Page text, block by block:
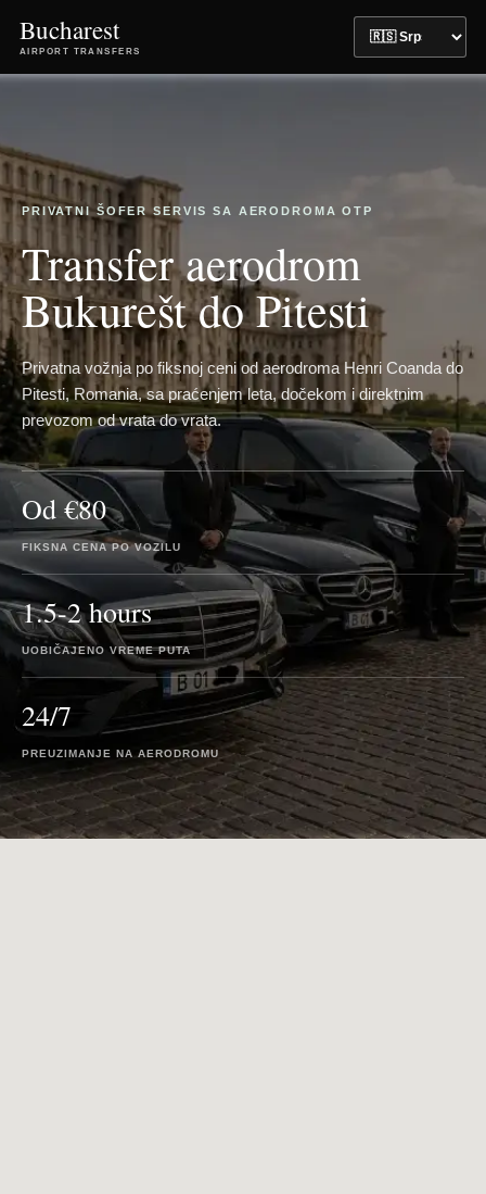
Bucharest
AIRPORT TRANSFERS
PRIVATNI ŠOFER SERVIS SA AERODROMA OTP
Transfer aerodrom
Bukurešt do Pitesti
Privatna vožnja po fiksnoj ceni od aerodroma Henri Coanda do
Pitesti, Romania, sa praćenjem leta, dočekom i direktnim
prevozom od vrata do vrata.
Od €80
FIKSNA CENA PO VOZILU
1.5-2 hours
UOBIČAJENO VREME PUTA
24/7
PREUZIMANJE NA AERODROMU